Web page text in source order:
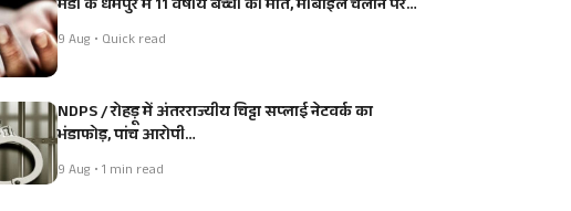
मंडी के धर्मपुर में 11 वर्षीय बच्ची की मौत, मोबाइल चलाने पर…
9 Aug • Quick read
NDPS / रोहड़ू में अंतरराज्यीय चिट्टा सप्लाई नेटवर्क का
भंडाफोड़, पांच आरोपी…
9 Aug • 1 min read